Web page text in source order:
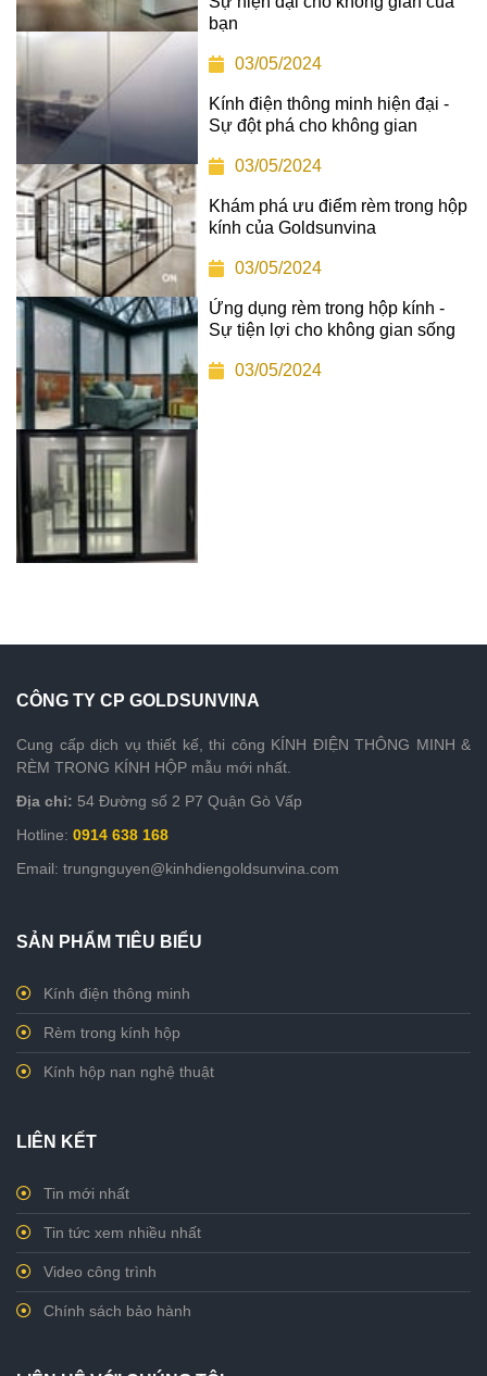
bạn
03/05/2024
Kính điện thông minh hiện đại -
Sự đột phá cho không gian
03/05/2024
Khám phá ưu điểm rèm trong hộp
kính của Goldsunvina
03/05/2024
Ứng dụng rèm trong hộp kính -
Sự tiện lợi cho không gian sống
03/05/2024
CÔNG TY CP GOLDSUNVINA
Cung cấp dịch vụ thiết kế, thi công KÍNH ĐIỆN THÔNG MINH &
RÈM TRONG KÍNH HỘP mẫu mới nhất.
Địa chỉ: 54 Đường số 2 P7 Quận Gò Vấp
Hotline: 0914 638 168
Email: trungnguyen@kinhdiengoldsunvina.com
SẢN PHẨM TIÊU BIỂU
Kính điện thông minh
Rèm trong kính hộp
Kính hộp nan nghệ thuật
LIÊN KẾT
Tin mới nhất
Tin tức xem nhiều nhất
Video công trình
Chính sách bảo hành